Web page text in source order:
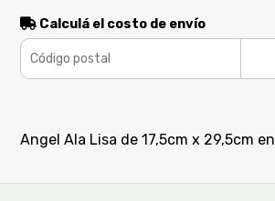
Calculá el costo de envío
Angel Ala Lisa de 17,5cm x 29,5cm